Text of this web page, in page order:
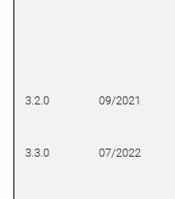
3.2.0 09/2021
3.3.0 07/2022